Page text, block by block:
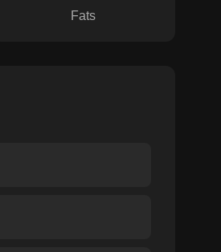
Fats